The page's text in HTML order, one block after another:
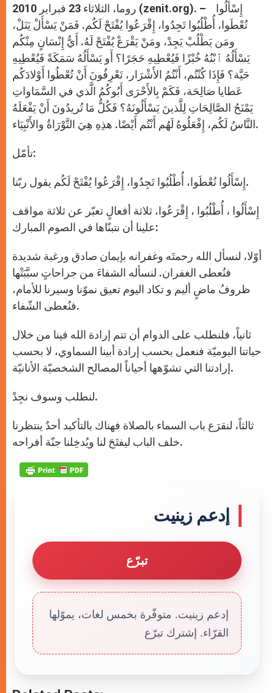
روما، الثلاثاء 23 فبراير 2010 (zenit.org). – إِسْأَلُوا
تُعْطَوا، أُطْلُبُوا تَجِدُوا، إِقْرَعُوا يُفْتَحْ لَكُم. فَمَنْ يَسْأَلْ يَنَلْ،
ومَن يَطْلُبْ يَجِدْ، ومَنْ يَقْرَعْ يُفْتَحْ لَهُ. أَيُّ إِنْسَانٍ مِنْكُم
يَسْأَلُهُ ٱبْنُهُ خُبْزًا فَيُعْطِيهِ حَجَرًا؟ أَو يَسْأَلُهُ سَمَكَةً فَيُعْطِيهِ
حَيَّة؟ فَإِذَا كُنْتُم، أَنْتُمُ الأَشْرَار، تَعْرِفُونَ أَنْ تُعْطُوا أَوْلادَكُم
عَطايا صَالِحَة، فَكَمْ بِالأَحْرَى أَبُوكُمُ الَّذي في السَّمَاواتِ
يَمْنَحُ الصَّالِحَاتِ لِلَّذينَ يَسْأَلُونَهُ؟ فَكُلُّ مَا تُريدُونَ أَنْ يَفْعَلَهُ
النَّاسُ لَكُم، إِفْعَلُوهُ لَهُم أَنْتُم أَيْضًا. هذِهِ هِيَ التَّوْرَاةُ والأَنْبِيَاء.
تأمّل:
إِسْأَلُوا تُعْطَوا، أُطْلُبُوا تَجِدُوا، إِقْرَعُوا يُفْتَحْ لَكُم يقول ربّنا.
إِسْأَلُوا ، أُطْلُبُوا ، إِقْرَعُوا، ثلاثة أفعالٍ تعبّر عن ثلاثة مواقف
علينا أن نتبنّاها في الصوم المبارك:
أوّلا، لنسأل الله رحمتَه وغفرانه بإيمان صادق ورغبة شديدة
فنُعطى الغفران. لنسأله الشفاءَ من جراحاتٍ سبَّبَتْها
ظروفُ ماضٍ أليم و تكاد اليوم تعيق نموّنا وسيرنا للأمام،
فنُعطى الشّفاء.
ثانياً، فلنطلب على الدوام أن تتم إرادة الله فينا من خلال
حياتنا اليوميّة فنعمل بحسب إرادة أبينا السماوي، لا بحسب
إرادتنا التي تشوّهها أحياناً المصالح الشخصيّة الأنانيّة.
لنطلب وسوف نجِدْ.
ثالثاً، لنقرَع باب السماء بالصلاة فهناك بالتأكيد أحدٌ ينتظرنا
خلف الباب ليفتَحَ لنا ويُدخِلنا جنّة أفراحه.
إدعم زينيت
تبرّع
إدعم زينيت. متوفّرة بخمس لغات، يموّلها
القرّاء. إشترك تبرّع